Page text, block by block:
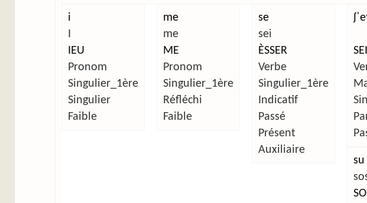
i
IEU
Pronom
Singulier_1ère
Singulier
Faible
me
me
ME
Pronom
Singulier_1ère
Réfléchi
Faible
se
sei
ÈSSER
Verbe
Singulier_1ère
Indicatif
Passé
Présent
Auxiliaire
su